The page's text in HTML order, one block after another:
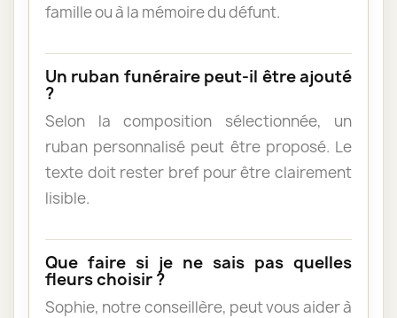
famille ou à la mémoire du défunt.
Un ruban funéraire peut-il être ajouté
?
Selon la composition sélectionnée, un
ruban personnalisé peut être proposé. Le
texte doit rester bref pour être clairement
lisible.
Que faire si je ne sais pas quelles
fleurs choisir ?
Sophie, notre conseillère, peut vous aider à